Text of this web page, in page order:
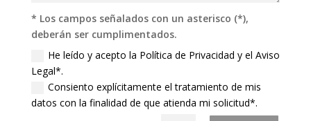
* Los campos señalados con un asterisco (*),
deberán ser cumplimentados.
He leído y acepto la Política de Privacidad y el Aviso
Legal*.
Consiento explícitamente el tratamiento de mis
datos con la finalidad de que atienda mi solicitud*.